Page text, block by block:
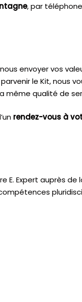
, par
envoyer vos
le Kit, nous
même qualité de
rendez-vous à
E. Expert auprès de